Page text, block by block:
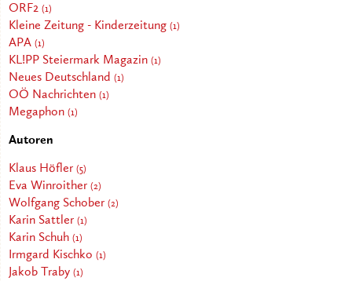
ORF2 (1)
Kleine Zeitung - Kinderzeitung (1)
APA (1)
KL!PP Steiermark Magazin (1)
Neues Deutschland (1)
OÖ Nachrichten (1)
Megaphon (1)
Autoren
Klaus Höfler (5)
Eva Winroither (2)
Wolfgang Schober (2)
Karin Sattler (1)
Karin Schuh (1)
Irmgard Kischko (1)
Jakob Traby (1)